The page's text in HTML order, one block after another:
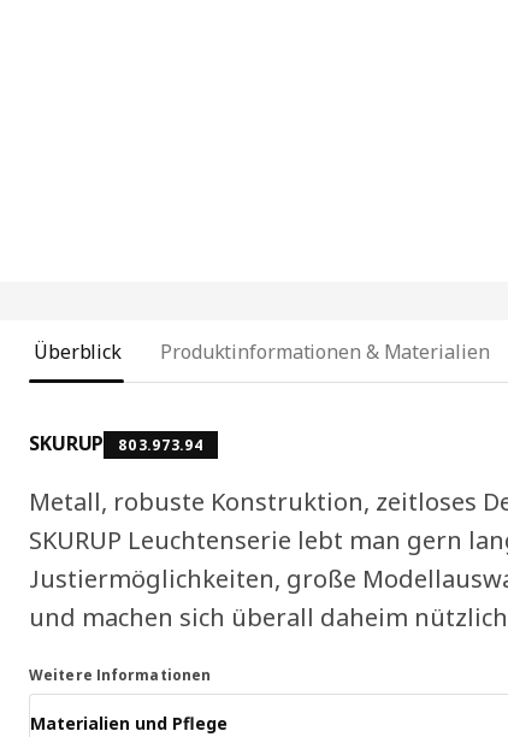
Überblick Produktinformationen & Materialien
SKURUP 803.973.94
Metall, robuste Konstruktion, zeitloses
SKURUP Leuchtenserie lebt man gern
Justiermöglichkeiten, große
und machen sich überall daheim
Weitere Informationen
Materialien und Pflege